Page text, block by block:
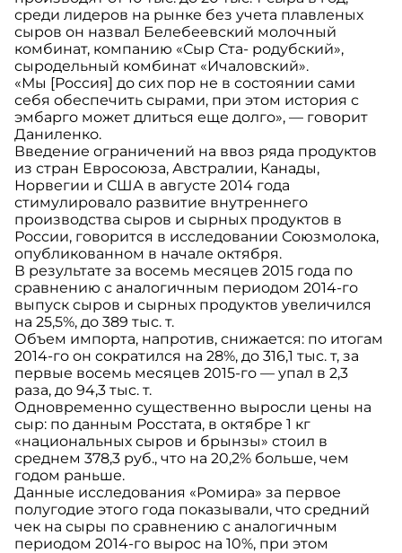
среди лидеров на рынке без учета плавленых
сыров он назвал Белебеевский молочный
комбинат, компанию «Сыр Ста- родубский»,
сыродельный комбинат «Ичаловский».
«Мы [Россия] до сих пор не в состоянии сами
себя обеспечить сырами, при этом история с
эмбарго может длиться еще долго», — говорит
Даниленко.
Введение ограничений на ввоз ряда продуктов
из стран Евросоюза, Австралии, Канады,
Норвегии и США в августе 2014 года
стимулировало развитие внутреннего
производства сыров и сырных продуктов в
России, говорится в исследовании Союзмолока,
опубликованном в начале октября.
В результате за восемь месяцев 2015 года по
сравнению с аналогичным периодом 2014-го
выпуск сыров и сырных продуктов увеличился
на 25,5%, до 389 тыс. т.
Объем импорта, напротив, снижается: по итогам
2014-го он сократился на 28%, до 316,1 тыс. т, за
первые восемь месяцев 2015-го — упал в 2,3
раза, до 94,3 тыс. т.
Одновременно существенно выросли цены на
сыр: по данным Росстата, в октябре 1 кг
«национальных сыров и брынзы» стоил в
среднем 378,3 руб., что на 20,2% больше, чем
годом раньше.
Данные исследования «Ромира» за первое
полугодие этого года показывали, что средний
чек на сыры по сравнению с аналогичным
периодом 2014-го вырос на 10%, при этом